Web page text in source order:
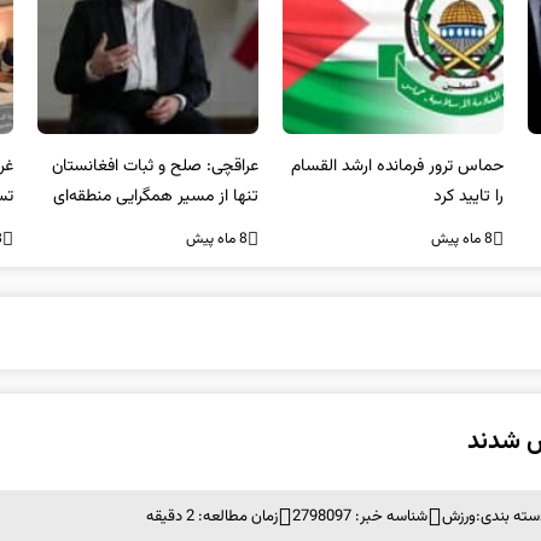
عراقچی: صلح و ثبات افغانستان
تنها از مسیر همگرایی منطقه‌ای
محقق می‌شود
8 ماه پیش
غریب آبادی: مردم ایران هرگز
تسلیم تهدیدات و تجاوزات
نخواهند شد و متحد و منسجم
8 ماه پیش 8
بندی:ورزش شناسه خبر: 2798097 زمان مطالعه: 2 دقیقه